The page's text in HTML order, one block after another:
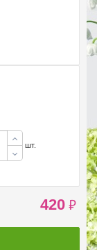
шт.
420 ₽